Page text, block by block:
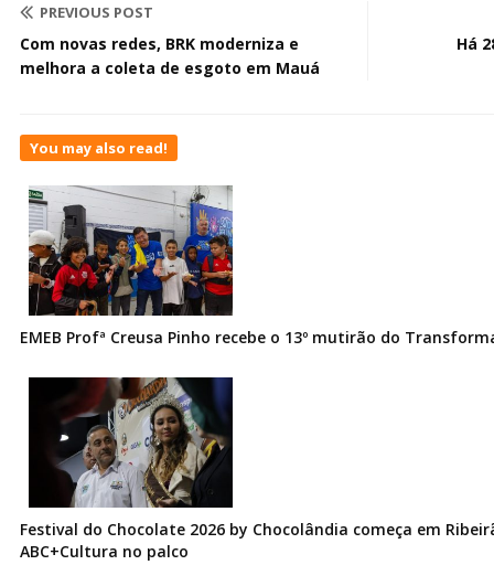
PREVIOUS POST
Com novas redes, BRK moderniza e
melhora a coleta de esgoto em Mauá
Há
You may also read!
EMEB Profª Creusa Pinho recebe o 13º mutirão do
Festival do Chocolate 2026 by Chocolândia começa em
ABC+Cultura no palco